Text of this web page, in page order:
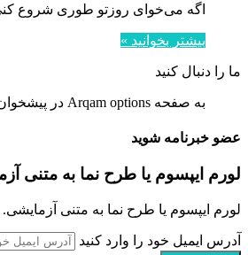
اگه می‌خوای روزتو طوری شروع کنی که انگار «شارژ ۱۰۰٪» هستی، ورزش صبحگاهی
بیشتر بخوانید »
ما را دنبال کنید
به صفحه Arqam options در پیشخوان بروید و شبکه های اجتماعی را تنظیم کنید.
عضو خبرنامه شوید
لورم ایپسوم یا طرح‌ نما به متنی
لورم ایپسوم یا طرح‌ نما به متنی آزمایشی.
آدرس ایمیل خود را وارد کنید